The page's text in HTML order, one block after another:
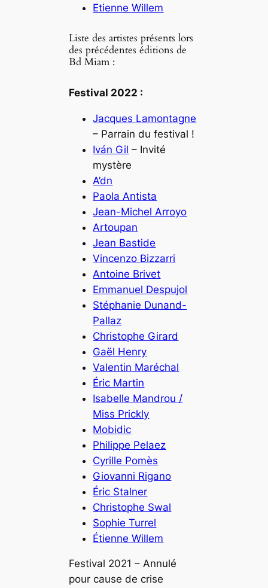
Etienne Willem
Liste des artistes présents lors
des précédentes éditions de
Bd Miam :
Festival 2022 :
Jacques Lamontagne
– Parrain du festival !
Iván Gil – Invité
mystère
A’dn
Paola Antista
Jean-Michel Arroyo
Artoupan
Jean Bastide
Vincenzo Bizzarri
Antoine Brivet
Emmanuel Despujol
Stéphanie Dunand-
Pallaz
Christophe Girard
Gaël Henry
Valentin Maréchal
Éric Martin
Isabelle Mandrou /
Miss Prickly
Mobidic
Philippe Pelaez
Cyrille Pomès
Giovanni Rigano
Éric Stalner
Christophe Swal
Sophie Turrel
Étienne Willem
Festival 2021 –Annulé
pour cause de crise